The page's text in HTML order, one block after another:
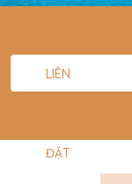
LIÊN
ĐẶT